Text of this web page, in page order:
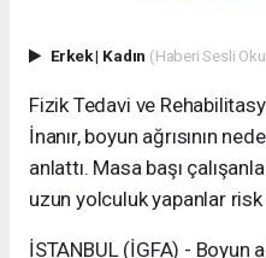
Erkek| Kadın (Haberi Sesli
Fizik Tedavi ve
İnanır, boyun ağrısının
anlattı. Masa başı
uzun yolculuk yapanlar risk
İSTANBUL (İGFA) - Boyun